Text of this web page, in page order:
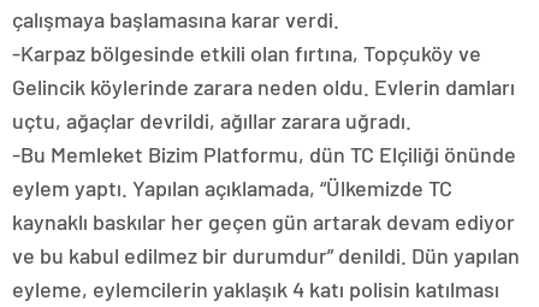
çalışmaya başlamasına karar verdi.
-Karpaz bölgesinde etkili olan fırtına, Topçuköy ve
Gelincik köylerinde zarara neden oldu. Evlerin damları
uçtu, ağaçlar devrildi, ağıllar zarara uğradı.
-Bu Memleket Bizim Platformu, dün TC Elçiliği önünde
eylem yaptı. Yapılan açıklamada, “Ülkemizde TC
kaynaklı baskılar her geçen gün artarak devam ediyor
ve bu kabul edilmez bir durumdur” denildi. Dün yapılan
eyleme, eylemcilerin yaklaşık 4 katı polisin katılması